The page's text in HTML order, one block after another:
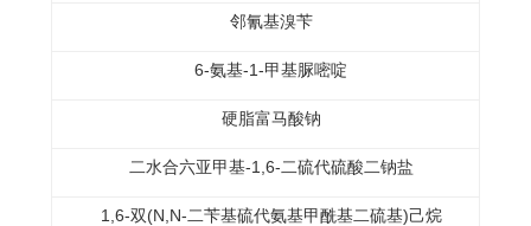
邻氰基溴苄
6-氨基-1-甲基脲嘧啶
硬脂富马酸钠
二水合六亚甲基-1,6-二硫代硫酸二钠盐
1,6-双(N,N-二苄基硫代氨基甲酰基二硫基)己烷